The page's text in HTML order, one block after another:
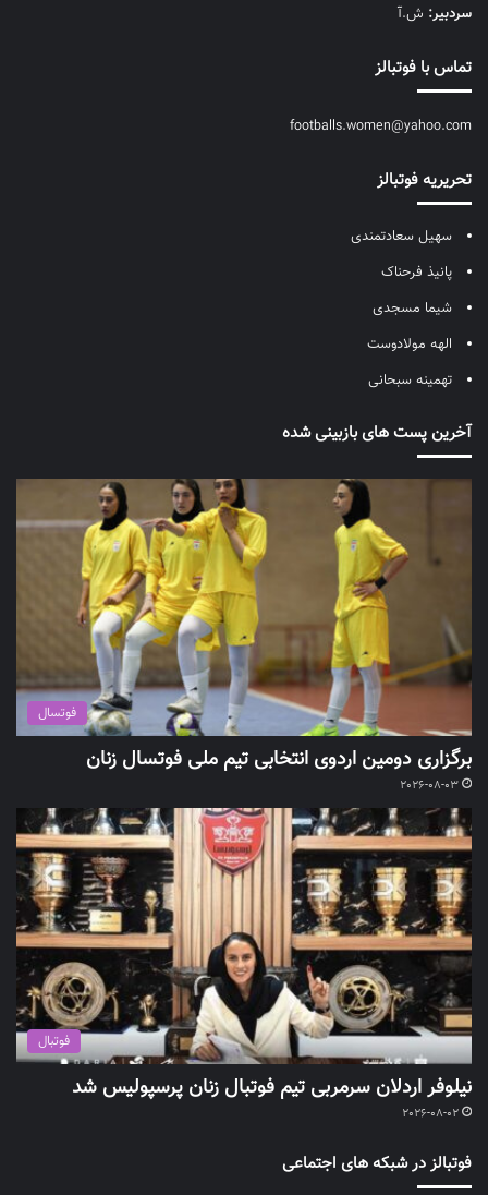
سردبیر: ش.آ
تماس با فوتبالز
footballs.women@yahoo.com
تحریریه فوتبالز
سهیل سعادتمندی
پانیذ فرحناک
شیما مسجدی
الهه مولادوست
تهمینه سبحانی
آخرین پست های بازبینی شده
فوتسال
برگزاری دومین اردوی انتخابی تیم ملی فوتسال زنان
2026-08-03
فوتبال
نیلوفر اردلان سرمربی تیم فوتبال زنان پرسپولیس شد
2026-08-02
فوتبالز در شبکه های اجتماعی